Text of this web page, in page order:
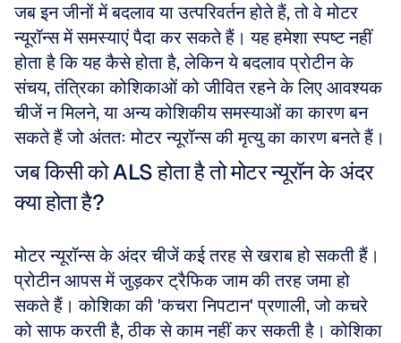
जब इन जीनों में बदलाव या उत्परिवर्तन होते हैं, तो वे मोटर
न्यूरॉन्स में समस्याएं पैदा कर सकते हैं। यह हमेशा स्पष्ट नहीं
होता है कि यह कैसे होता है, लेकिन ये बदलाव प्रोटीन के
संचय, तंत्रिका कोशिकाओं को जीवित रहने के लिए आवश्यक
चीजें न मिलने, या अन्य कोशिकीय समस्याओं का कारण बन
सकते हैं जो अंततः मोटर न्यूरॉन्स की मृत्यु का कारण बनते हैं।
जब किसी को ALS होता है तो मोटर न्यूरॉन के अंदर
क्या होता है?
मोटर न्यूरॉन्स के अंदर चीजें कई तरह से खराब हो सकती हैं।
प्रोटीन आपस में जुड़कर ट्रैफिक जाम की तरह जमा हो
सकते हैं। कोशिका की 'कचरा निपटान' प्रणाली, जो कचरे
को साफ करती है, ठीक से काम नहीं कर सकती है। कोशिका